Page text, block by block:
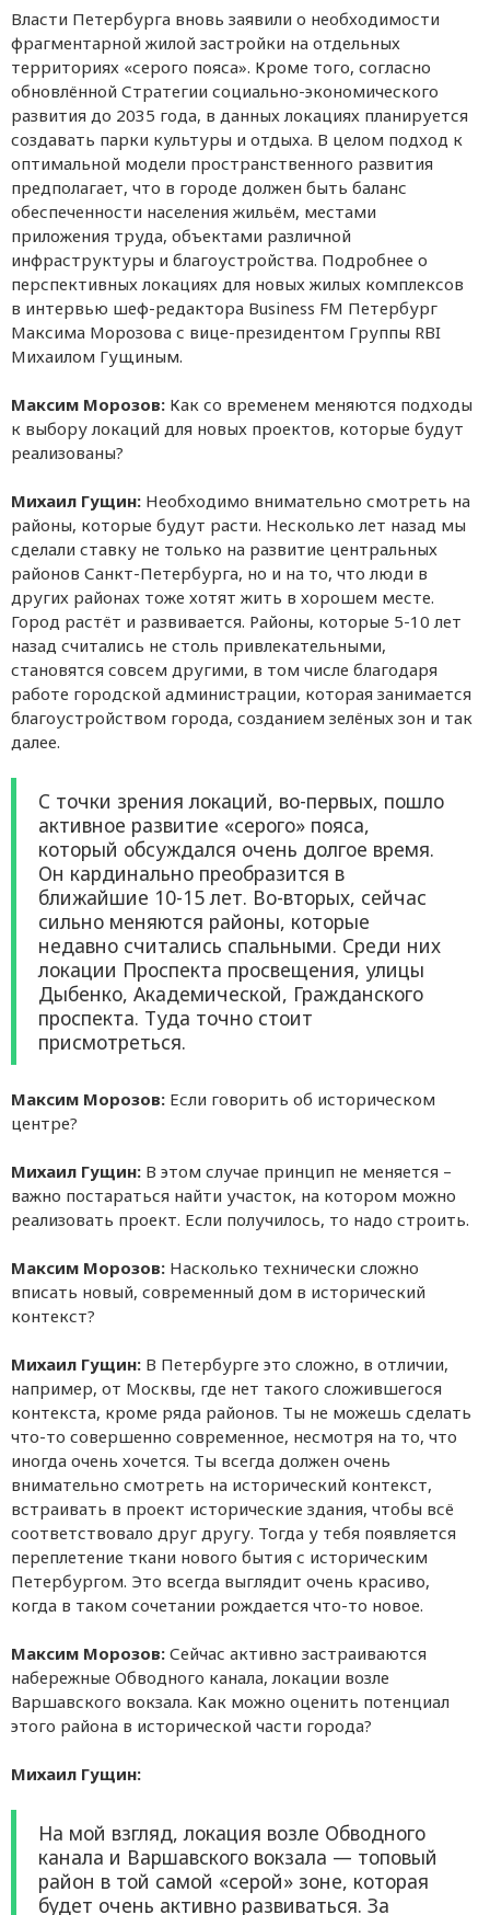
Власти Петербурга вновь заявили о необходимости
фрагментарной жилой застройки на отдельных
территориях «серого пояса». Кроме того, согласно
обновлённой Стратегии социально-экономического
развития до 2035 года, в данных локациях планируется
создавать парки культуры и отдыха. В целом подход к
оптимальной модели пространственного развития
предполагает, что в городе должен быть баланс
обеспеченности населения жильём, местами
приложения труда, объектами различной
инфраструктуры и благоустройства. Подробнее о
перспективных локациях для новых жилых комплексов
в интервью шеф-редактора Business FM Петербург
Максима Морозова с вице-президентом Группы RBI
Михаилом Гущиным.
Максим Морозов: Как со временем меняются подходы
к выбору локаций для новых проектов, которые будут
реализованы?
Михаил Гущин: Необходимо внимательно смотреть на
районы, которые будут расти. Несколько лет назад мы
сделали ставку не только на развитие центральных
районов Санкт-Петербурга, но и на то, что люди в
других районах тоже хотят жить в хорошем месте.
Город растёт и развивается. Районы, которые 5-10 лет
назад считались не столь привлекательными,
становятся совсем другими, в том числе благодаря
работе городской администрации, которая занимается
благоустройством города, созданием зелёных зон и так
далее.
С точки зрения локаций, во-первых, пошло
активное развитие «серого» пояса,
который обсуждался очень долгое время.
Он кардинально преобразится в
ближайшие 10-15 лет. Во-вторых, сейчас
сильно меняются районы, которые
недавно считались спальными. Среди них
локации Проспекта просвещения, улицы
Дыбенко, Академической, Гражданского
проспекта. Туда точно стоит
присмотреться.
Максим Морозов: Если говорить об историческом
центре?
Михаил Гущин: В этом случае принцип не меняется –
важно постараться найти участок, на котором можно
реализовать проект. Если получилось, то надо строить.
Максим Морозов: Насколько технически сложно
вписать новый, современный дом в исторический
контекст?
Михаил Гущин: В Петербурге это сложно, в отличии,
например, от Москвы, где нет такого сложившегося
контекста, кроме ряда районов. Ты не можешь сделать
что-то совершенно современное, несмотря на то, что
иногда очень хочется. Ты всегда должен очень
внимательно смотреть на исторический контекст,
встраивать в проект исторические здания, чтобы всё
соответствовало друг другу. Тогда у тебя появляется
переплетение ткани нового бытия с историческим
Петербургом. Это всегда выглядит очень красиво,
когда в таком сочетании рождается что-то новое.
Максим Морозов: Сейчас активно застраиваются
набережные Обводного канала, локации возле
Варшавского вокзала. Как можно оценить потенциал
этого района в исторической части города?
Михаил Гущин:
На мой взгляд, локация возле Обводного
канала и Варшавского вокзала — топовый
район в той самой «серой» зоне, которая
будет очень активно развиваться. За